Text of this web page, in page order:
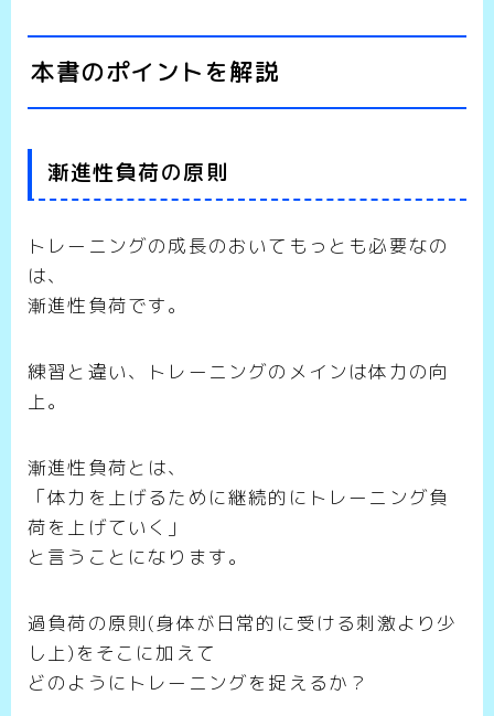
本書のポイントを解説
漸進性負荷の原則
トレーニングの成長のおいてもっとも必要なの
は、
漸進性負荷です。
練習と違い、トレーニングのメインは体力の向
上。
漸進性負荷とは、
「体力を上げるために継続的にトレーニング負
荷を上げていく」
と言うことになります。
過負荷の原則(身体が日常的に受ける刺激より少
し上)をそこに加えて
どのようにトレーニングを捉えるか？